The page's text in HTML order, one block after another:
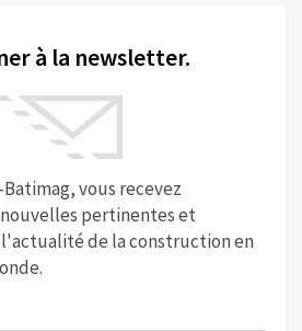
à la newsletter.
vous recevez
pertinentes et
de la construction en